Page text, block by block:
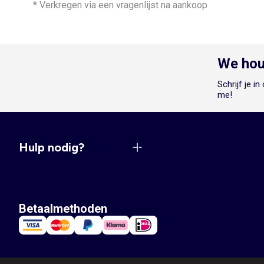
* Verkregen via een vragenlijst na aankoop
We
Schrijf je in
me!
Hulp nodig?
Betaalmethoden